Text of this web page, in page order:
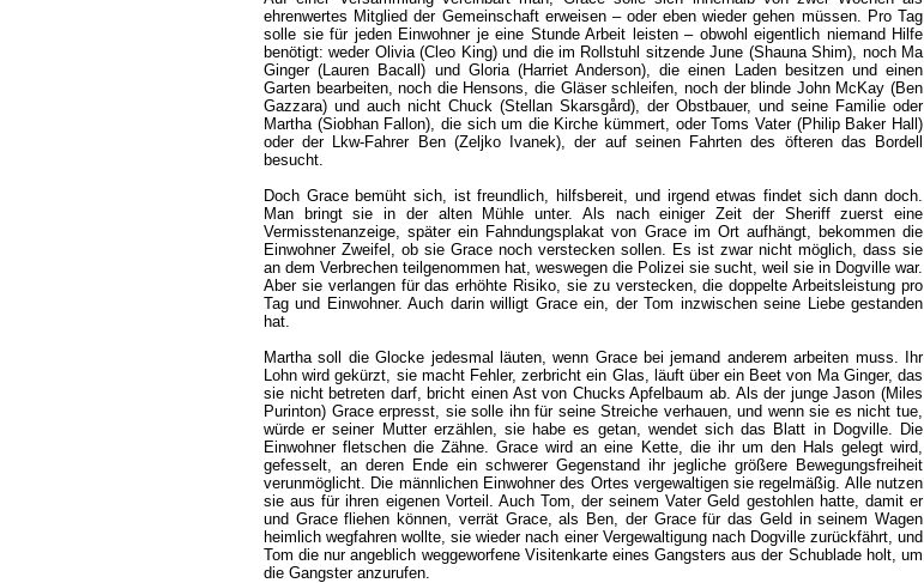
ehrenwertes Mitglied der Gemeinschaft erweisen – oder eben wieder gehen müssen. Pro Tag
solle sie für jeden Einwohner je eine Stunde Arbeit leisten – obwohl eigentlich niemand Hilfe
benötigt: weder Olivia (Cleo King) und die im Rollstuhl sitzende June (Shauna Shim), noch Ma
Ginger (Lauren Bacall) und Gloria (Harriet Anderson), die einen Laden besitzen und einen
Garten bearbeiten, noch die Hensons, die Gläser schleifen, noch der blinde John McKay (Ben
Gazzara) und auch nicht Chuck (Stellan Skarsgård), der Obstbauer, und seine Familie oder
Martha (Siobhan Fallon), die sich um die Kirche kümmert, oder Toms Vater (Philip Baker Hall)
oder der Lkw-Fahrer Ben (Zeljko Ivanek), der auf seinen Fahrten des öfteren das Bordell
besucht.
Doch Grace bemüht sich, ist freundlich, hilfsbereit, und irgend etwas findet sich dann doch.
Man bringt sie in der alten Mühle unter. Als nach einiger Zeit der Sheriff zuerst eine
Vermisstenanzeige, später ein Fahndungsplakat von Grace im Ort aufhängt, bekommen die
Einwohner Zweifel, ob sie Grace noch verstecken sollen. Es ist zwar nicht möglich, dass sie
an dem Verbrechen teilgenommen hat, weswegen die Polizei sie sucht, weil sie in Dogville war.
Aber sie verlangen für das erhöhte Risiko, sie zu verstecken, die doppelte Arbeitsleistung pro
Tag und Einwohner. Auch darin willigt Grace ein, der Tom inzwischen seine Liebe gestanden
hat.
Martha soll die Glocke jedesmal läuten, wenn Grace bei jemand anderem arbeiten muss. Ihr
Lohn wird gekürzt, sie macht Fehler, zerbricht ein Glas, läuft über ein Beet von Ma Ginger, das
sie nicht betreten darf, bricht einen Ast von Chucks Apfelbaum ab. Als der junge Jason (Miles
Purinton) Grace erpresst, sie solle ihn für seine Streiche verhauen, und wenn sie es nicht tue,
würde er seiner Mutter erzählen, sie habe es getan, wendet sich das Blatt in Dogville. Die
Einwohner fletschen die Zähne. Grace wird an eine Kette, die ihr um den Hals gelegt wird,
gefesselt, an deren Ende ein schwerer Gegenstand ihr jegliche größere Bewegungsfreiheit
verunmöglicht. Die männlichen Einwohner des Ortes vergewaltigen sie regelmäßig. Alle nutzen
sie aus für ihren eigenen Vorteil. Auch Tom, der seinem Vater Geld gestohlen hatte, damit er
und Grace fliehen können, verrät Grace, als Ben, der Grace für das Geld in seinem Wagen
heimlich wegfahren wollte, sie wieder nach einer Vergewaltigung nach Dogville zurückfährt, und
Tom die nur angeblich weggeworfene Visitenkarte eines Gangsters aus der Schublade holt, um
die Gangster anzurufen.